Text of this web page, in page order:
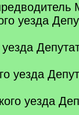
уезда
уезда
уезда